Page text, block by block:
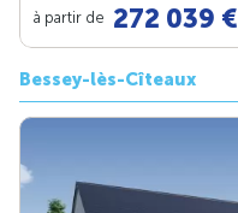
à partir de 272 039 €
Bessey-lès-Cîteaux